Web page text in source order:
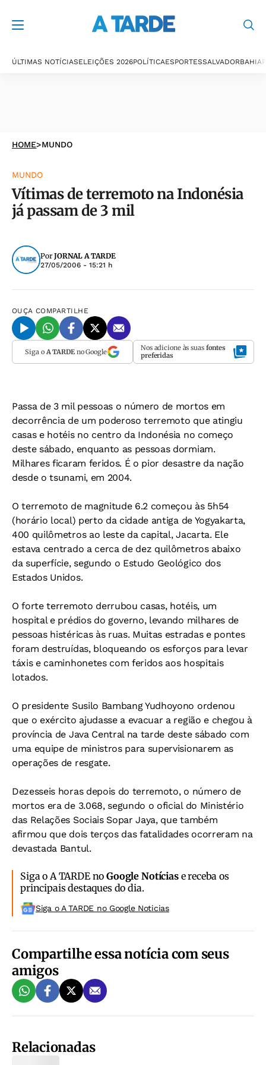
ÚLTIMAS NOTÍCIASELEIÇÕES 2026POLÍTICAESPORTESSALVADORBAHIA
HOME>MUNDO
MUNDO
Vítimas de terremoto na Indonésia
já passam de 3 mil
Por JORNAL A TARDE
27/05/2006 - 15:21 h
OUÇA COMPARTILHE
Siga o A TARDEno Google Nos adicione às suas fontes
preferidas
Passa de 3 mil pessoas o número de mortos em
decorrência de um poderoso terremoto que atingiu
casas e hotéis no centro da Indonésia no começo
deste sábado, enquanto as pessoas dormiam.
Milhares ficaram feridos. É o pior desastre da nação
desde o tsunami, em 2004.
O terremoto de magnitude 6.2 começou às 5h54
(horário local) perto da cidade antiga de Yogyakarta,
400 quilômetros ao leste da capital, Jacarta. Ele
estava centrado a cerca de dez quilômetros abaixo
da superfície, segundo o Estudo Geológico dos
Estados Unidos.
O forte terremoto derrubou casas, hotéis, um
hospital e prédios do governo, levando milhares de
pessoas histéricas às ruas. Muitas estradas e pontes
foram destruídas, bloqueando os esforços para levar
táxis e caminhonetes com feridos aos hospitais
lotados.
O presidente Susilo Bambang Yudhoyono ordenou
que o exército ajudasse a evacuar a região e chegou à
província de Java Central na tarde deste sábado com
uma equipe de ministros para supervisionarem as
operações de resgate.
Dezesseis horas depois do terremoto, o número de
mortos era de 3.068, segundo o oficial do Ministério
das Relações Sociais Sopar Jaya, que também
afirmou que dois terços das fatalidades ocorreram na
devastada Bantul.
Siga o A TARDE noGoogle Notíciase receba os
principais destaques do dia.
Siga o A TARDE no Google Noticias
Compartilhe essa notícia com seus
amigos
Relacionadas